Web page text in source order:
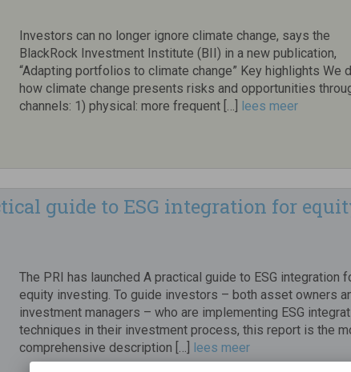
Investors can no longer ignore climate change, says the
BlackRock Investment Institute (BII) in a new publication,
“Adapting portfolios to climate change” Key highlights We
how climate change presents risks and opportunities
channels: 1) physical: more frequent […] lees meer
guide to ESG integration for
The PRI has launched A practical guide to ESG integration
equity investing. To guide investors – both asset owners
investment managers – who are implementing ESG
techniques in their investment process, this report is the
comprehensive description […] lees meer